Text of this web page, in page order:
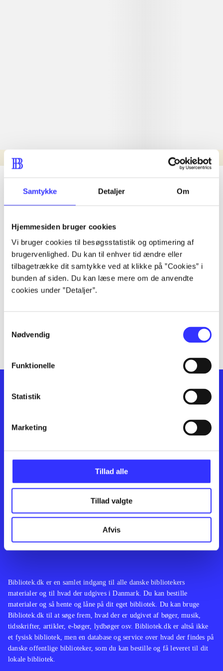
Samtykke Detaljer Om
Hjemmesiden bruger cookies
Vi bruger cookies til besøgsstatistik og optimering af
brugervenlighed. Du kan til enhver tid ændre eller
tilbagetrække dit samtykke ved at klikke på ”Cookies” i
bunden af siden. Du kan læse mere om de anvendte
cookies under ”Detaljer”.
Nødvendig
Funktionelle
Statistik
Marketing
Tillad alle
Tillad valgte
Afvis
Nyhed
lorem ipsum dolor sit amet ...
lorem ipsum dolor sit amet ...
lorem ipsum dolor sit amet ...
lorem ipsum dolor sit amet ...
lorem ipsum dolor sit amet ...
lorem ipsum dolor sit amet ...
lorem ipsum dolor sit amet ...
Feedback
Bibliotek.dk er en samlet indgang til alle danske bibliotekers
materialer og til hvad der udgives i Danmark. Du kan bestille
materialer og så hente og låne på dit eget bibliotek. Du kan bruge
Bibliotek.dk til at søge frem, hvad der er udgivet af bøger, musik,
tidsskrifter, artikler, e-bøger, lydbøger osv. Bibliotek.dk er altså ikke
et fysisk bibliotek, men en database og service over hvad der findes på
danske offentlige biblioteker, som du kan bestille og få leveret til dit
lokale bibliotek.
Kontakt os
English
Artikler
Film
Musik
Noder